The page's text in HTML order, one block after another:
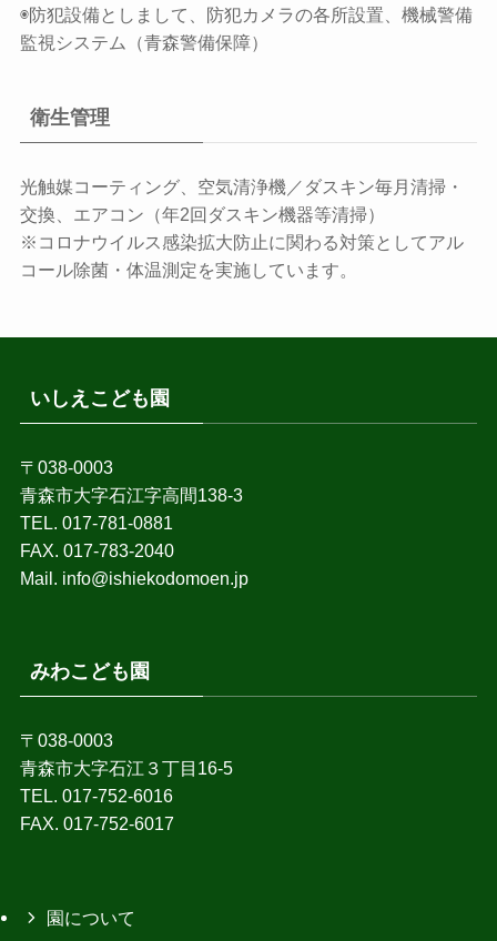
◉防犯設備としまして、防犯カメラの各所設置、機械警備
監視システム（青森警備保障）
衛生管理
光触媒コーティング、空気清浄機／ダスキン毎月清掃・
交換、エアコン（年2回ダスキン機器等清掃）
※コロナウイルス感染拡大防止に関わる対策としてアル
コール除菌・体温測定を実施しています。
いしえこども園
〒038-0003
青森市大字石江字高間138-3
TEL. 017-781-0881
FAX. 017-783-2040
Mail. info@ishiekodomoen.jp
みわこども園
〒038-0003
青森市大字石江３丁目16-5
TEL. 017-752-6016
FAX. 017-752-6017
園について